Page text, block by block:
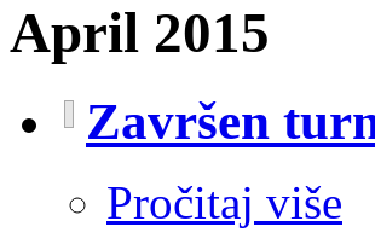
April 2015
Završen
Pročitaj više